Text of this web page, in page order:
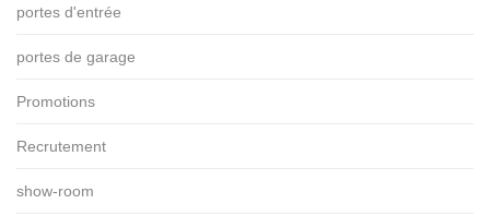
portes d'entrée
portes de garage
Promotions
Recrutement
show-room